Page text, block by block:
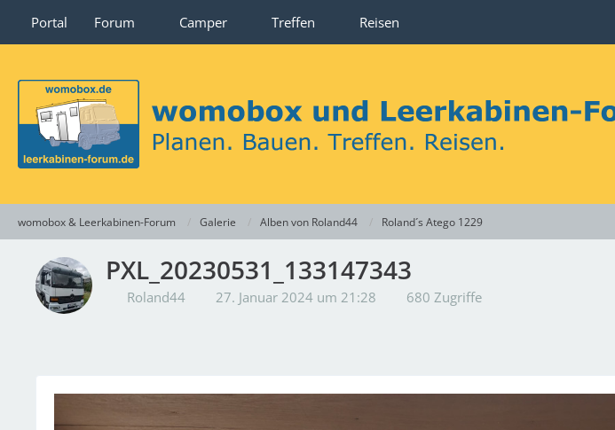
Portal Forum Camper Treffen Reisen
womobox & Leerkabinen-Forum Galerie Alben von Roland44 Roland´s Atego 1229
PXL_20230531_133147343
Roland44 27. Januar 2024 um 21:28 680 Zugriffe